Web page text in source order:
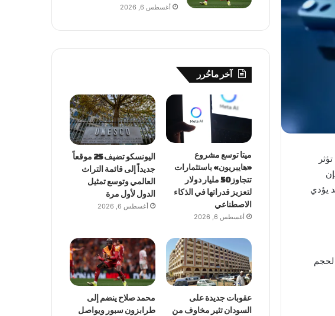
يؤدي
أغسطس 6, 2026
آخر ماحُرر
ميتا توسع مشروع
«هايبريون» باستثمارات
تتجاوز 50 مليار دولار
لتعزيز قدراتها في الذكاء
الاصطناعي
أغسطس 6, 2026
اليونسكو تضيف 25 موقعاً
جديداً إلى قائمة التراث
العالمي وتوسع تمثيل
الدول لأول مرة
أغسطس 6, 2026
عقوبات جديدة على
السودان تثير مخاوف من
محمد صلاح ينضم إلى
طرابزون سبور ويواصل